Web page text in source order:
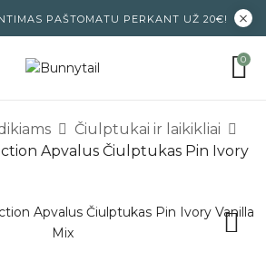
PAŠTOMATU PERKANT UŽ 20€!
0
Čiulptukai ir laikikliai
Apvalus Čiulptukas Pin Ivory